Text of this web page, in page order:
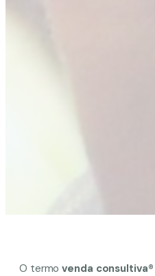
O termovenda consultiva®